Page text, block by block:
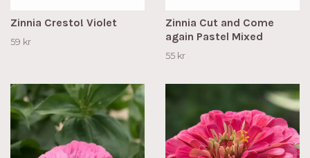
Zinnia Cresto! Violet
59 kr
Zinnia Cut and Come
again Pastel Mixed
55 kr